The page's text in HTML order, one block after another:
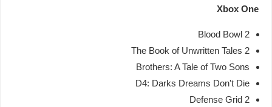
Xbox One
Blood Bowl 2
The Book of Unwritten Tales 2
Brothers: A Tale of Two Sons
D4: Darks Dreams Don't Die
Defense Grid 2